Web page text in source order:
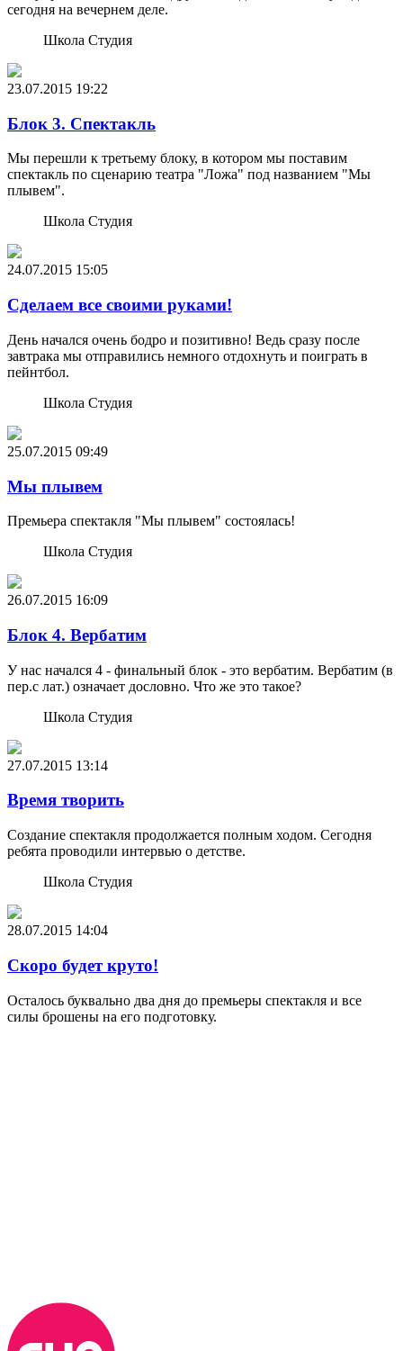
сегодня на вечернем деле.
Школа Студия
23.07.2015 19:22
Блок 3. Спектакль
Мы перешли к третьему блоку, в котором мы поставим
спектакль по сценарию театра "Ложа" под названием "Мы
плывем".
Школа Студия
24.07.2015 15:05
Сделаем все своими руками!
День начался очень бодро и позитивно! Ведь сразу после
завтрака мы отправились немного отдохнуть и поиграть в
пейнтбол.
Школа Студия
25.07.2015 09:49
Мы плывем
Премьера спектакля "Мы плывем" состоялась!
Школа Студия
26.07.2015 16:09
Блок 4. Вербатим
У нас начался 4 - финальный блок - это вербатим. Вербатим (в
пер.с лат.) означает дословно. Что же это такое?
Школа Студия
27.07.2015 13:14
Время творить
Создание спектакля продолжается полным ходом. Сегодня
ребята проводили интервью о детстве.
Школа Студия
28.07.2015 14:04
Скоро будет круто!
Осталось буквально два дня до премьеры спектакля и все
силы брошены на его подготовку.